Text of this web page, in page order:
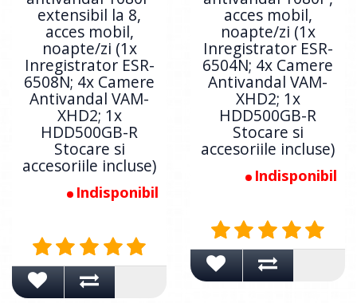
extensibil la 8,
acces mobil,
noapte/zi (1x
Inregistrator ESR-
6508N; 4x Camere
Antivandal VAM-
XHD2; 1x
HDD500GB-R
Stocare si
accesoriile incluse)
Indisponibil
acces mobil,
noapte/zi (1x
Inregistrator ESR-
6504N; 4x Camere
Antivandal VAM-
XHD2; 1x
HDD500GB-R
Stocare si
accesoriile incluse)
Indisponibil